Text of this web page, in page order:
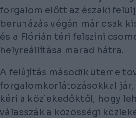
forgalom előtt az északi
beruházás végén már csak
és a Flórián téri felszíni
helyreállítása marad hátra.
A felújítás második üteme
forgalomkorlátozásokkal jár,
kéri a közlekedőktől, hogy
válasszák a közösségi